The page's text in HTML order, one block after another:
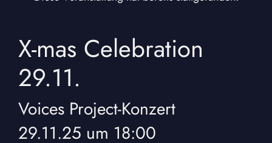
X-mas Celebration
29.11.
Voices Project-Konzert
29.11.25 um 18:00